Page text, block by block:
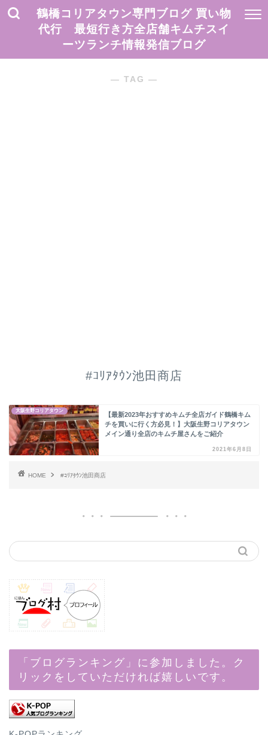
鶴橋コリアタウン専門ブログ 買い物
代行 最短行き方全店舗キムチスイ
ーツランチ情報発信ブログ
― TAG ―
#ｺﾘｱﾀｳﾝ池田商店
大阪生野コリアタウン
【最新2023年おすすめキムチ全店ガイド鶴橋キム
チを買いに行く方必見！】大阪生野コリアタウン
メイン通り全店のキムチ屋さんをご紹介
2021年6月8日
HOME #ｺﾘｱﾀｳﾝ池田商店
「ブログランキング」に参加しました。ク
リックをしていただければ嬉しいです。